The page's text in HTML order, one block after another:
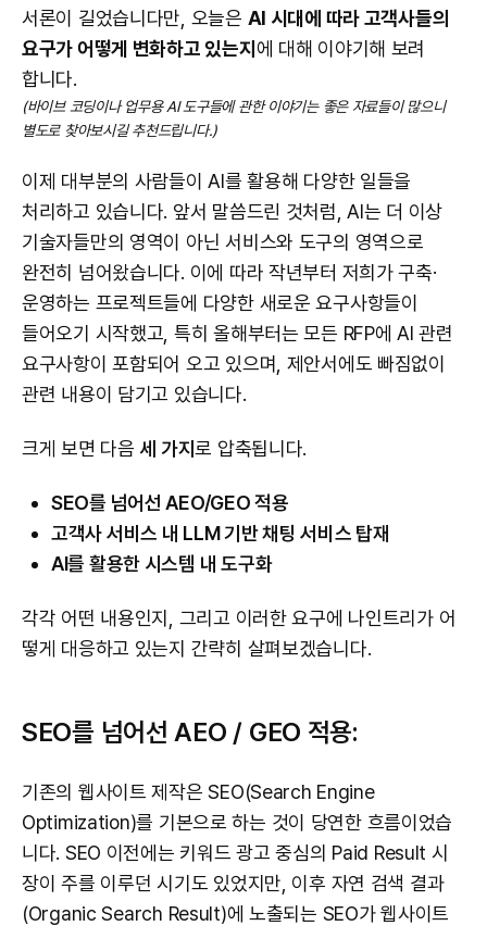
서론이 길었습니다만, 오늘은 AI 시대에 따라 고객사들의
요구가 어떻게 변화하고 있는지 에 대해 이야기해 보려
합니다.
(바이브 코딩이나 업무용 AI 도구들에 관한 이야기는 좋은 자료들이 많으니
별도로 찾아보시길 추천드립니다.)
이제 대부분의 사람들이 AI를 활용해 다양한 일들을
처리하고 있습니다. 앞서 말씀드린 것처럼, AI는 더 이상
기술자들만의 영역이 아닌 서비스와 도구의 영역으로
완전히 넘어왔습니다. 이에 따라 작년부터 저희가 구축·
운영하는 프로젝트들에 다양한 새로운 요구사항들이
들어오기 시작했고, 특히 올해부터는 모든 RFP에 AI 관련
요구사항이 포함되어 오고 있으며, 제안서에도 빠짐없이
관련 내용이 담기고 있습니다.
크게 보면 다음세 가지로 압축됩니다.
SEO를 넘어선 AEO/GEO 적용
고객사 서비스 내 LLM 기반 채팅 서비스 탑재
AI를 활용한 시스템 내 도구화
각각 어떤 내용인지, 그리고 이러한 요구에 나인트리가 어
떻게 대응하고 있는지 간략히 살펴보겠습니다.
SEO를 넘어선 AEO / GEO 적용:
기존의 웹사이트 제작은 SEO(Search Engine
Optimization)를 기본으로 하는 것이 당연한 흐름이었습
니다. SEO 이전에는 키워드 광고 중심의 Paid Result 시
장이 주를 이루던 시기도 있었지만, 이후 자연 검색 결과
(Organic Search Result)에 노출되는 SEO가 웹사이트